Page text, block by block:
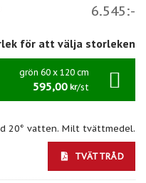
6.545:-
för att välja storleken
grön 60 x 120 cm
595,00 kr/st
20° vatten. Milt tvättmedel.
TVÄTTRÅD